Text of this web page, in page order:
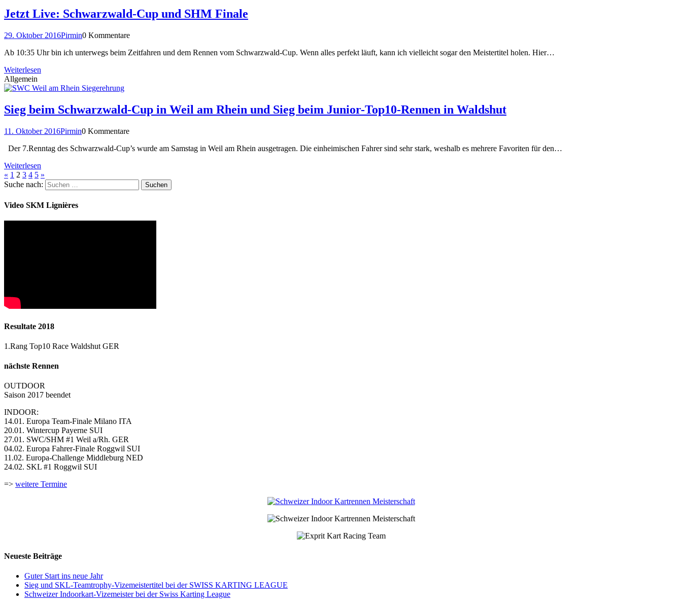
Jetzt Live: Schwarzwald-Cup und SHM Finale
29. Oktober 2016Pirmin0 Kommentare
Ab 10:35 Uhr bin ich unterwegs beim Zeitfahren und dem Rennen vom Schwarzwald-Cup. Wenn alles perfekt läuft, kann ich vielleicht sogar den Meistertitel holen. Hier…
Weiterlesen
Allgemein
Sieg beim Schwarzwald-Cup in Weil am Rhein und Sieg beim Junior-Top10-Rennen in Waldshut
11. Oktober 2016Pirmin0 Kommentare
Der 7.Renntag des Schwarzwald-Cup’s wurde am Samstag in Weil am Rhein ausgetragen. Die einheimischen Fahrer sind sehr stark, weshalb es mehrere Favoriten für den…
Weiterlesen
« 1 2 3 4 5 »
Suche nach:
Video SKM Lignières
Resultate 2018
1.Rang Top10 Race Waldshut GER
nächste Rennen
OUTDOOR
Saison 2017 beendet
INDOOR:
14.01. Europa Team-Finale Milano ITA
20.01. Wintercup Payerne SUI
27.01. SWC/SHM #1 Weil a/Rh. GER
04.02. Europa Fahrer-Finale Roggwil SUI
11.02. Europa-Challenge Middleburg NED
24.02. SKL #1 Roggwil SUI
=> weitere Termine
Neueste Beiträge
Guter Start ins neue Jahr
Sieg und SKL-Teamtrophy-Vizemeistertitel bei der SWISS KARTING LEAGUE
Schweizer Indoorkart-Vizemeister bei der Swiss Karting League